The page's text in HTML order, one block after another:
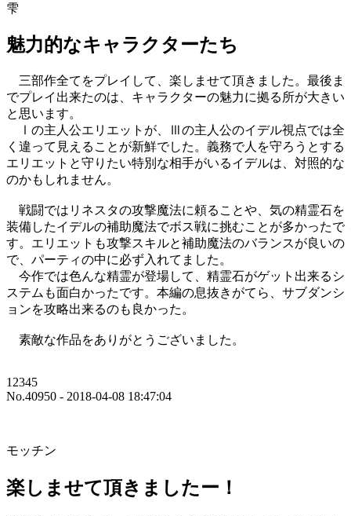
雫
魅力的なキャラクターたち
三部作全てをプレイして、楽しませて頂きました。最後ま
でプレイ出来たのは、キャラクターの魅力に拠る所が大きい
と思います。
Ⅰの主人公エリエットが、Ⅲの主人公のイデル視点では全
く違って見えることが新鮮でした。義務で人を守ろうとする
エリエットと守りたい特別な相手がいるイデルは、対照的な
のかもしれません。
戦闘ではリネスタの攻撃魔法に頼ることや、気の精霊石を
装備したイデルの補助魔法でボス戦に挑むことが多かったで
す。エリエットも攻撃スキルと補助魔法のバランスが良いの
で、パーティの中に必ず入れてました。
今作では色んな精霊が登場して、精霊石がゲット出来るシ
ステムも面白かったです。本編の息抜きがてら、サブダンシ
ョンを攻略出来るのも良かった。
素敵な作品をありがとうございました。
12345
No.40950 - 2018-04-08 18:47:04
モッチン
楽しませて頂きましたー！